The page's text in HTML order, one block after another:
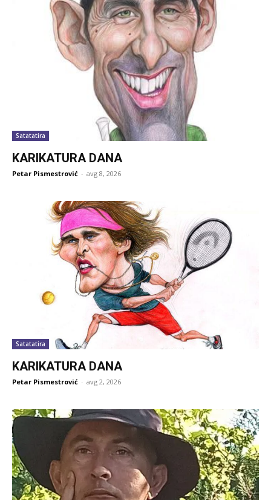
Satatatira
KARIKATURA DANA
Petar Pismestrović - avg 8, 2026
Satatatira
KARIKATURA DANA
Petar Pismestrović - avg 2, 2026